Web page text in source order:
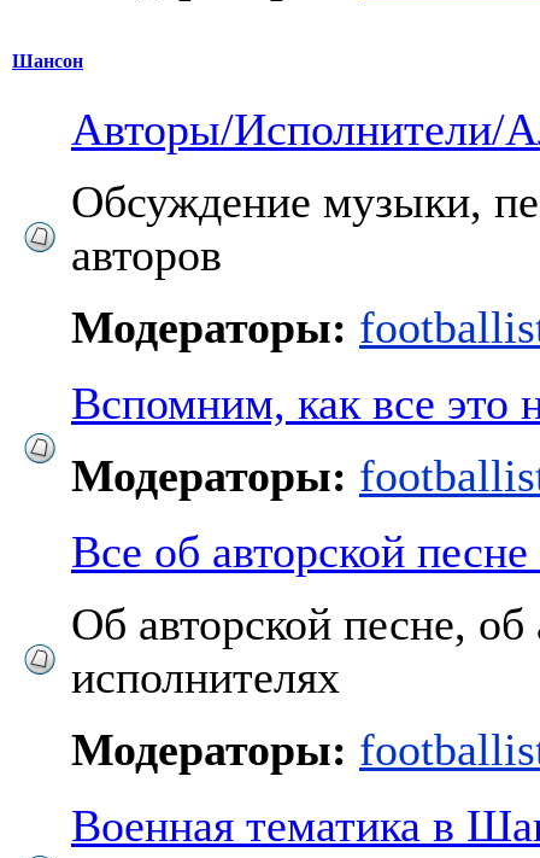
Шансон
Авторы/Исполнители/
Обсуждение музыки,
авторов
Модераторы:
Вспомним, как все это
Модераторы:
Все об авторской
Об авторской песне, об
исполнителях
Модераторы:
Военная тематика в